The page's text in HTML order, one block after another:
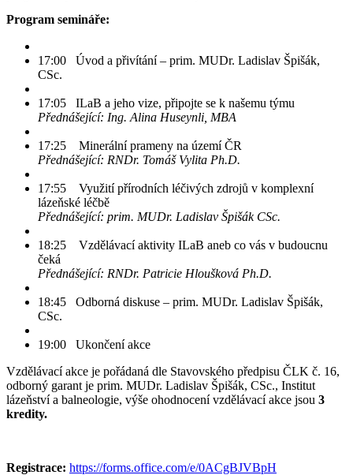
Program semináře:
17:00 Úvod a přivítání – prim. MUDr. Ladislav Špišák,
CSc.
17:05 ILaB a jeho vize, připojte se k našemu týmu
Přednášející: Ing. Alina Huseynli, MBA
17:25 Minerální prameny na území ČR
Přednášející: RNDr. Tomáš Vylita Ph.D.
17:55 Využití přírodních léčivých zdrojů v komplexní
lázeňské léčbě
Přednášející: prim. MUDr. Ladislav Špišák CSc.
18:25 Vzdělávací aktivity ILaB aneb co vás v budoucnu
čeká
Přednášející: RNDr. Patricie Hloušková Ph.D.
18:45 Odborná diskuse – prim. MUDr. Ladislav Špišák,
CSc.
19:00 Ukončení akce
Vzdělávací akce je pořádaná dle Stavovského předpisu ČLK č. 16,
odborný garant je prim. MUDr. Ladislav Špišák, CSc., Institut
lázeňství a balneologie, výše ohodnocení vzdělávací akce jsou 3
kredity.
Registrace: https://forms.office.com/e/0ACgBJVBpH